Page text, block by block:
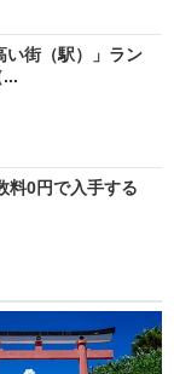
い街（駅）」ラン
料0円で入手する